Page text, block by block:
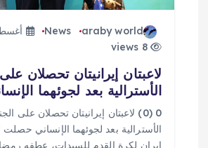
araby world
News
أغسطس
8 views
لاعبتان إيرانيتان تحصلان
الأسترالية بعد لجوئهما
0 (0) لاعبتان إيرانيتان تحصلان على
الأسترالية بعد لجوئهما الإنساني حصلت